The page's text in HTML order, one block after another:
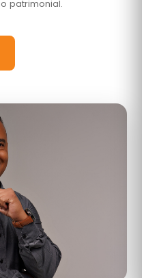
patrimonial.